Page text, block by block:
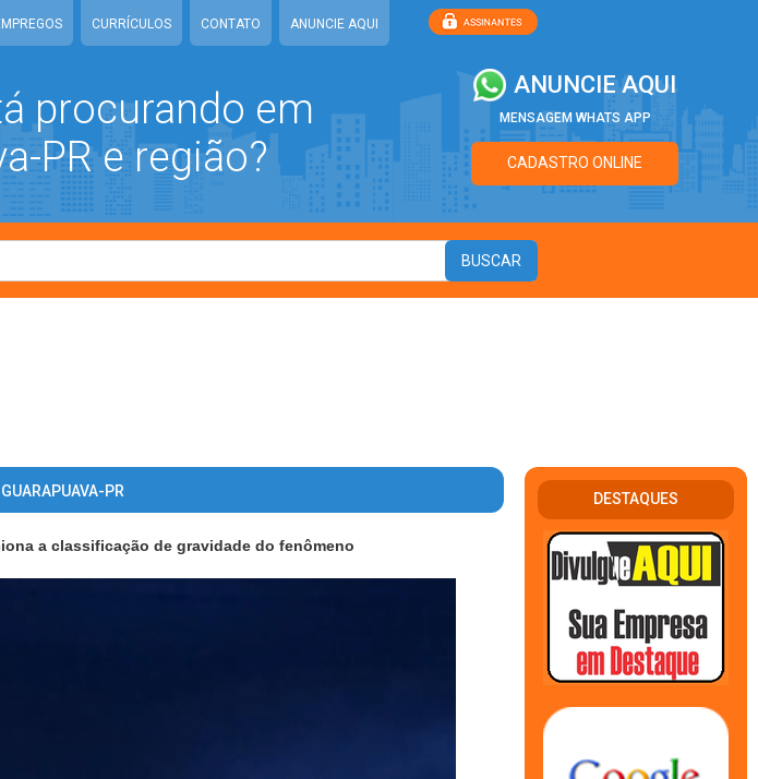
CURRÍCULOS CONTATO ANUNCIE AQUI
procurando em
PR e região?
ANUNCIE AQUI
MENSAGEM WHATS APP
CADASTRO ONLINE
PR
a classificação de gravidade do fenômeno
DESTAQUES